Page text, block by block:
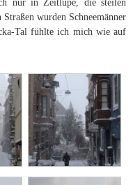
nur in Zeitlupe, die steilen
wurden Schneemänner
Tal fühlte ich mich wie auf